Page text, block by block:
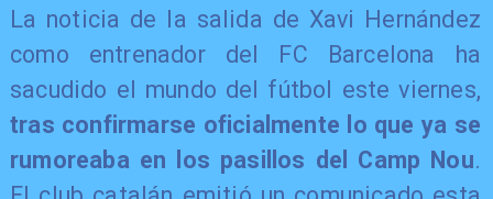
La noticia de la salida de Xavi Hernández
como entrenador del FC Barcelona ha
sacudido el mundo del fútbol este viernes,
tras confirmarse oficialmente lo que ya se
rumoreaba en los pasillos del Camp Nou.